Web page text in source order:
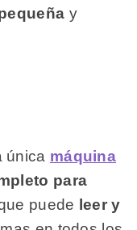
y
única máquina
para
puede leer y